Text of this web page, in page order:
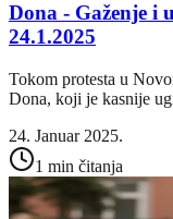
Dona - Gaženje i
24.1.2025
Tokom protesta u
Dona, koji je kasnije
24. Januar 2025.
1 min čitanja